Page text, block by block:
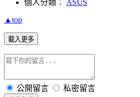
個人分類： ASUS
▲top
載入更多
公開留言 私密留言